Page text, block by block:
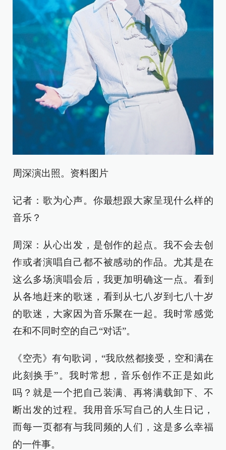
周深演出照。资料图片
记者：歌为心声。你最想跟大家呈现什么样的
音乐？
周深：从心出发，是创作的起点。我不会去创
作或者演唱自己都不被感动的作品。尤其是在
这么多场演唱会后，我更加明确这一点。看到
从各地赶来的歌迷，看到从七八岁到七八十岁
的歌迷，大家因为音乐聚在一起。我时常感觉
在和不同时空的自己“对话”。
《空壳》有句歌词，“我欣然都接受，空和满在
此刻换手”。我时常想，音乐创作不正是如此
吗？就是一个把自己装满、再将满载卸下、不
断出发的过程。我用音乐写自己的人生日记，
而每一页都有与我同频的人们，这是多么幸福
的一件事。